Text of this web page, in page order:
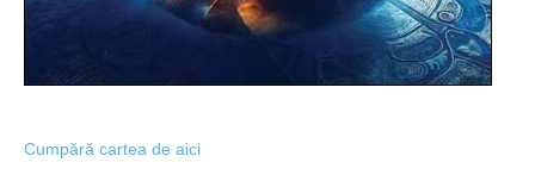
Cumpără cartea de aici